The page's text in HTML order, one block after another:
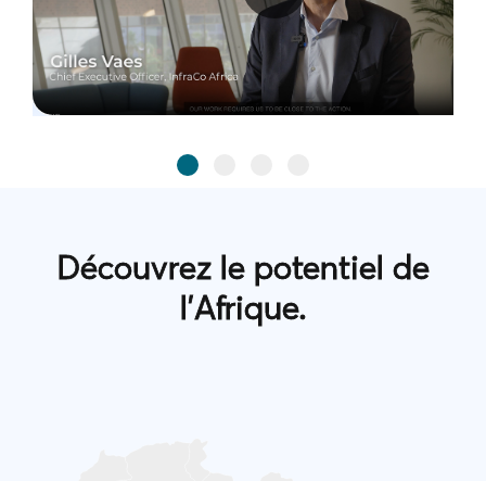
Découvrez le potentiel de
l'Afrique.